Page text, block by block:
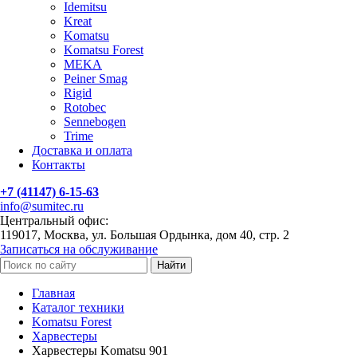
Idemitsu
Kreat
Komatsu
Komatsu Forest
MEKA
Peiner Smag
Rigid
Rotobec
Sennebogen
Trime
Доставка и оплата
Контакты
+7 (41147) 6-15-63
info@sumitec.ru
Центральный офис:
119017, Москва, ул. Большая Ордынка, дом 40, стр. 2
Записаться на обслуживание
Найти
Главная
Каталог техники
Komatsu Forest
Харвестеры
Харвестеры Komatsu 901